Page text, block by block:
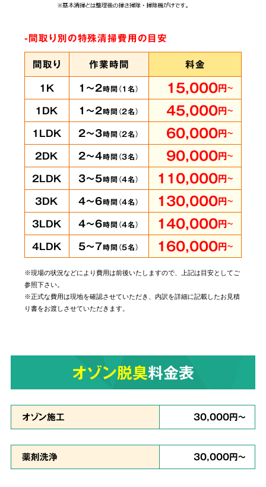
へご相談ください。弊社では世界最高水準のオ
います。
5 賃貸物件・ホテルの
客室も承ります
即時に
対応可能
当社では個人・法人のお客様に関わらずあらゆ
るご依頼にお応えしております。管理されてい
る賃貸物件やホテルでの事件事故による特殊殊
6 原状回復・復旧工事など
リフォームも対応
-間取り別の特殊清掃費用の目安
間取り
作業時間
料金
1K
1～2時間（1名） 15,000円～
1DK 1～2時間（2名） 45,000円～
1LDK 2～3時間（2名） 60,000円～
2DK 2～4時間（3名） 90,000円～
2LDK 3～5時間（4名） 110,000円～
3DK 4～6時間（4名） 130,000円～
3LDK 4～6時間（4名） 140,000円～
4LDK 5～7時間（5名） 160,000円～
※現場の状況などにより費用は前後いたしますので、上記は目安としてご
参照下さい。
※正式な費用は現地を確認させていただき、内訳を詳細に記載したお見積
り書をお渡しさせていただきます。
オゾン脱臭料金表
オゾン施工 30,000円～
薬剤洗浄 30,000円～